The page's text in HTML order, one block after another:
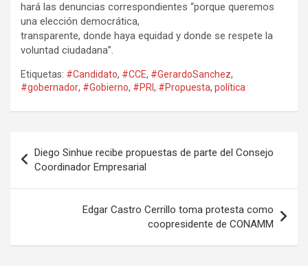
hará las denuncias correspondientes “porque queremos
una elección democrática,
transparente, donde haya equidad y donde se respete la
voluntad ciudadana”.
Etiquetas: #Candidato, #CCE, #GerardoSanchez,
#gobernador, #Gobierno, #PRI, #Propuesta, política
de
entradas
Diego Sinhue recibe propuestas de parte del Consejo
Coordinador Empresarial
Edgar Castro Cerrillo toma protesta como
coopresidente de CONAMM